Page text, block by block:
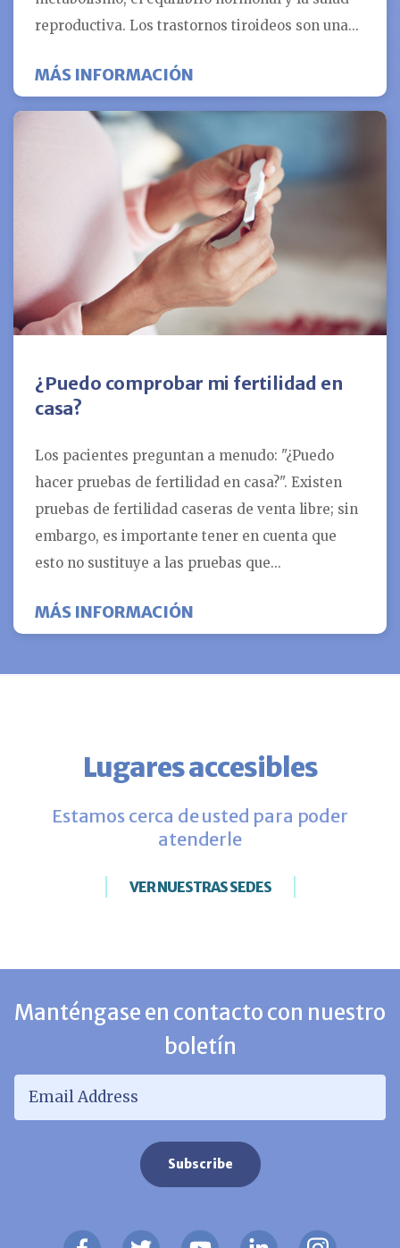
reproductiva. Los trastornos tiroideos son una...
MÁS INFORMACIÓN
¿Puedo comprobar mi fertilidad en
casa?
Los pacientes preguntan a menudo: "¿Puedo
hacer pruebas de fertilidad en casa?". Existen
pruebas de fertilidad caseras de venta libre; sin
embargo, es importante tener en cuenta que
esto no sustituye a las pruebas que...
MÁS INFORMACIÓN
Lugares accesibles
Estamos cerca de usted para poder
atenderle
VER NUESTRAS SEDES
Manténgase en contacto con nuestro
boletín